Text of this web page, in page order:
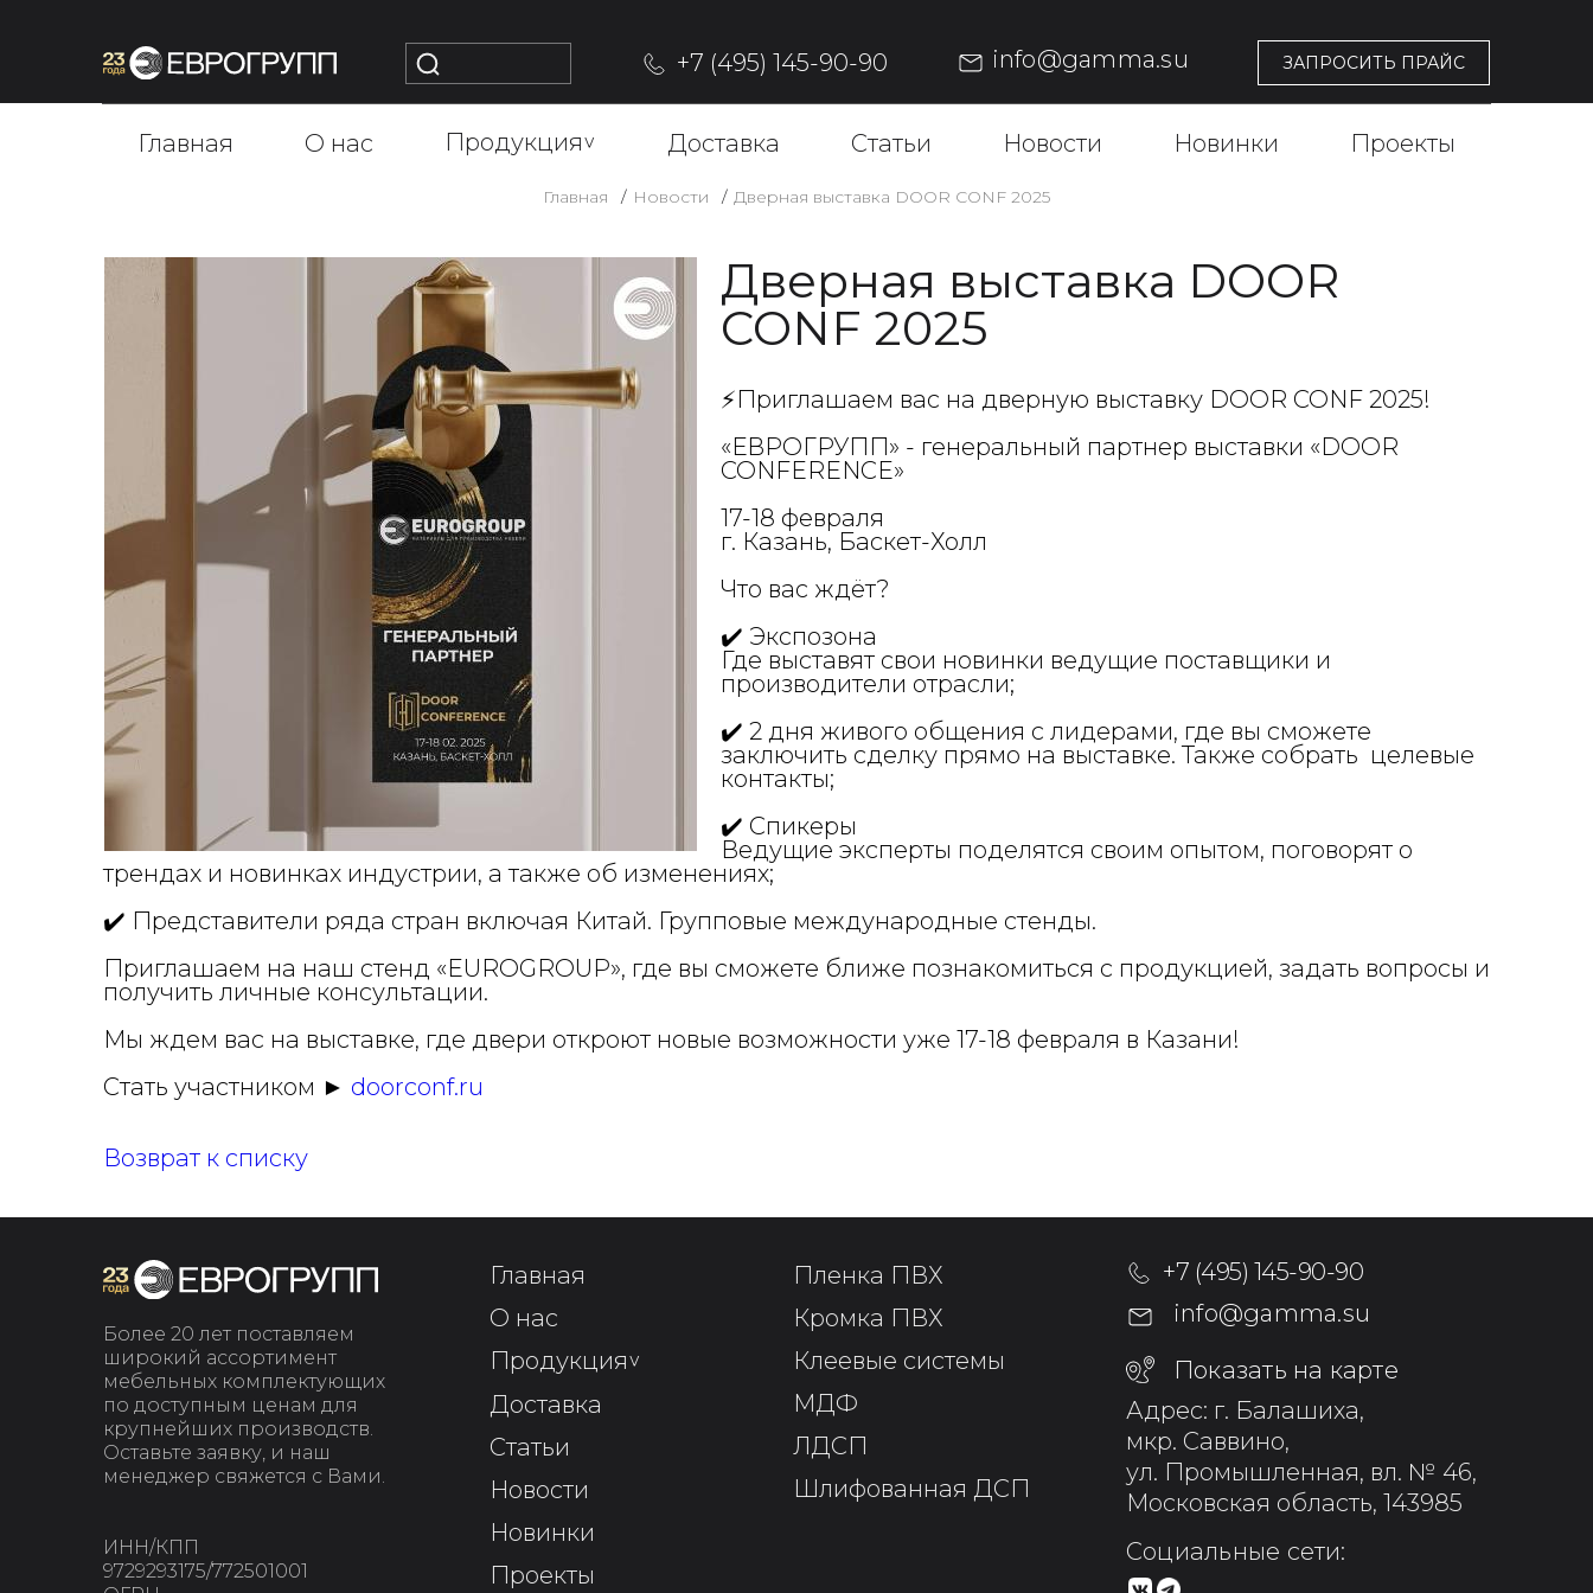
+7 (495) 145-90-90 info@gamma.su ЗАПРОСИТЬ ПРАЙС
Главная О нас Продукция^ Доставка Статьи Новости Новинки Проекты
Главная Новости Дверная выставка DOOR CONF 2025
Дверная выставка DOOR
CONF 2025
⚡️Приглашаем вас на дверную выставку DOOR CONF 2025!
«ЕВРОГРУПП» - генеральный партнер выставки «DOOR
CONFERENCE»
17-18 февраля
г. Казань, Баскет-Холл
Что вас ждёт?
✔️ Экспозона
Где выставят свои новинки ведущие поставщики и
производители отрасли;
✔️ 2 дня живого общения с лидерами, где вы сможете
заключить сделку прямо на выставке. Также собрать целевые
контакты;
✔️ Спикеры
Ведущие эксперты поделятся своим опытом, поговорят о
трендах и новинках индустрии, а также об изменениях;
✔️ Представители ряда стран включая Китай. Групповые международные стенды.
Приглашаем на наш стенд «EUROGROUP», где вы сможете ближе познакомиться с продукцией, задать вопросы и
получить личные консультации.
Мы ждем вас на выставке, где двери откроют новые возможности уже 17-18 февраля в Казани!
Стать участником ► doorconf.ru
Возврат к списку
Более 20 лет поставляем
широкий ассортимент
мебельных комплектующих
по доступным ценам для
крупнейших производств.
Оставьте заявку, и наш
менеджер свяжется с Вами.
ИНН/КПП
9729293175/772501001
Главная
О нас
Продукция^
Доставка
Статьи
Новости
Новинки
Проекты
Пленка ПВХ
Кромка ПВХ
Клеевые системы
МДФ
ЛДСП
Шлифованная ДСП
+7 (495) 145-90-90
info@gamma.su
Показать на карте
Адрес: г. Балашиха,
мкр. Саввино,
ул. Промышленная, вл. № 46,
Московская область, 143985
Социальные сети: